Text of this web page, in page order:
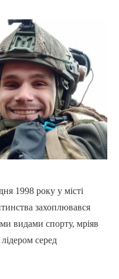
1998 року у місті
захоплювався
видами спорту, мріяв
серед